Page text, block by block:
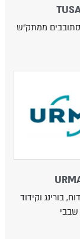
ממתק"ש
בורינג וקידוד
שבבי